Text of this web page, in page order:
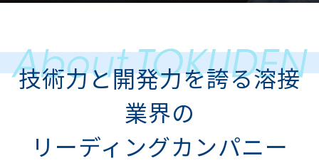
技術力と開発力を誇る溶接
業界の
リーディングカンパニー